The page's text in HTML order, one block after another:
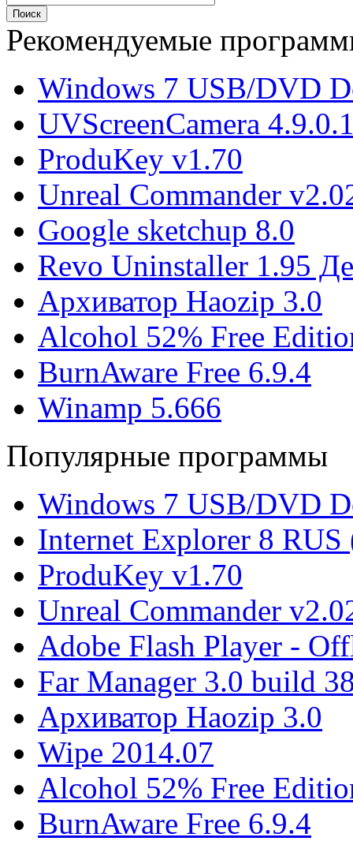
Рекомендуемые
Windows 7 USB/DVD
UVScreenCamera
ProduKey v1.70
Unreal Commander
Google sketchup 8.0
Revo Uninstaller 1.95
Архиватор Haozip 3.0
Alcohol 52% Free
BurnAware Free 6.9.4
Winamp 5.666
Популярные программы
Windows 7 USB/DVD
Internet Explorer 8 RUS
ProduKey v1.70
Unreal Commander
Adobe Flash Player -
Far Manager 3.0 build
Архиватор Haozip 3.0
Wipe 2014.07
Alcohol 52% Free
BurnAware Free 6.9.4